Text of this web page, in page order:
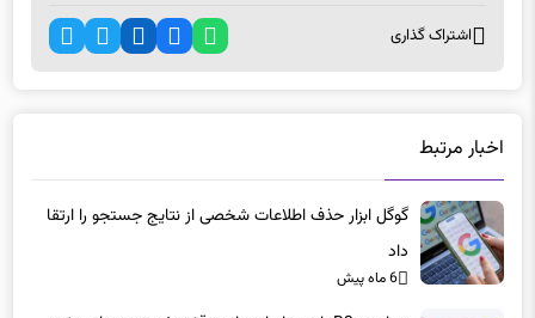
اشتراک گذاری
اخبار مرتبط
گوگل ابزار حذف اطلاعات شخصی از نتایج جستجو را ارتقا
داد
6 ماه پیش